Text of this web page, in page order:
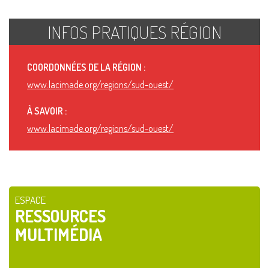
INFOS PRATIQUES RÉGION
COORDONNÉES DE LA RÉGION :
www.lacimade.org/regions/sud-ouest/
À SAVOIR :
www.lacimade.org/regions/sud-ouest/
ESPACE
RESSOURCES
MULTIMÉDIA